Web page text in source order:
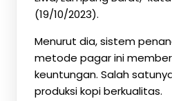
(19/10/2023).
Menurut dia, sistem
metode pagar ini
keuntungan. Salah
produksi kopi berkualitas.